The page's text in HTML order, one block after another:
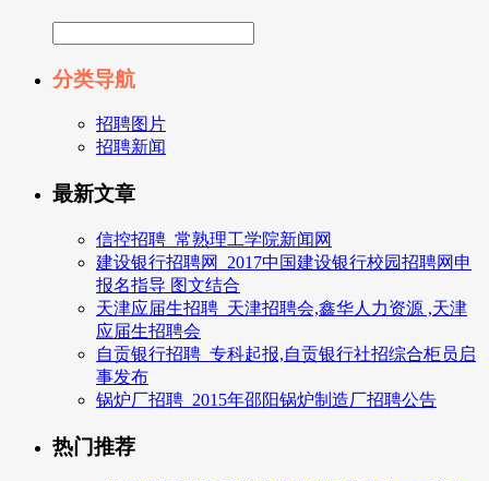
分类导航
招聘图片
招聘新闻
最新文章
信控招聘_常熟理工学院新闻网
建设银行招聘网_2017中国建设银行校园招聘网申
报名指导 图文结合
天津应届生招聘_天津招聘会,鑫华人力资源 ,天津
应届生招聘会
自贡银行招聘_专科起报,自贡银行社招综合柜员启
事发布
锅炉厂招聘_2015年邵阳锅炉制造厂招聘公告
热门推荐